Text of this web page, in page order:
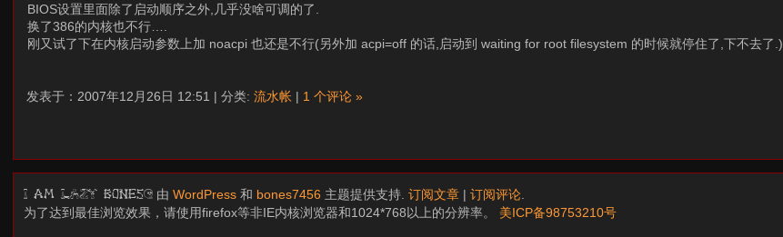
BIOS设置里面除了启动顺序之外,几乎没啥可调的了.
换了386的内核也不行….
刚又试了下在内核启动参数上加 noacpi 也还是不行(另外加 acpi=off 的话,启动到 waiting for root filesystem 的时候就停住了,下不去了.)
发表于：2007年12月26日 12:51 | 分类: 流水帐 | 1 个评论 »
I am LAZY bones? 由WordPress 和 bones7456 主题提供支持.订阅文章 |订阅评论
为了达到最佳浏览效果，请使用firefox等非IE内核浏览器和1024*768以上的分辨率。 美ICP备98753210号